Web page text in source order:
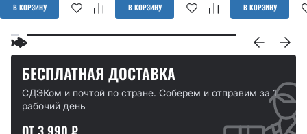
В КОРЗИНУ В КОРЗИНУ В КОРЗИНУ
БЕСПЛАТНАЯ ДОСТАВКА
СДЭКом и почтой по стране. Соберем и отправим за 1
рабочий день